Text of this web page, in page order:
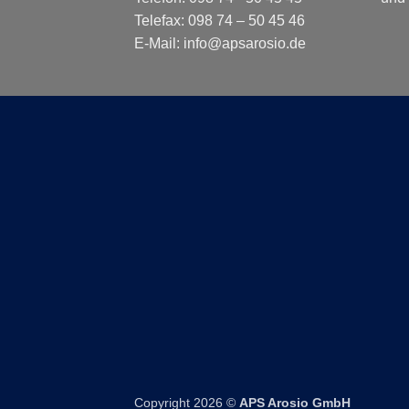
Telefax: 098 74 – 50 45 46
E-Mail: info@apsarosio.de
Copyright 2026 © APS Arosio GmbH